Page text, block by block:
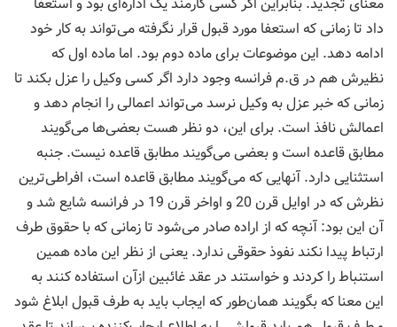
داد تا زمانی که استعفا مورد قبول قرار نگرفته می‌تواند به کار خود
ادامه دهد. این موضوعات برای ماده دوم بود. اما ماده اول که
نظیرش هم در ق.م فرانسه وجود دارد اگر کسی وکیل را عزل بکند تا
زمانی که خبر عزل به وکیل نرسد می‌تواند اعمالی را انجام دهد و
اعمالش نافذ است. برای این، دو نظر هست بعضی‌ها می‌گویند
مطابق قاعده است و بعضی می‌گویند مطابق قاعده نیست. جنبه
استثنایی دارد. آنهایی که می‌گویند مطابق قاعده است، افراطی‌ترین
نظرش که در اوایل قرن 20 و اواخر قرن 19 در فرانسه شایع شد و
آن این بود: آنچه که از اراده صادر می‌شود تا زمانی که با حقوق طرف
ارتباط پیدا نکند نفوذ حقوقی ندارد. یعنی از نظر این ماده همین
استنباط را کردند و خواستند در عقد غائبین ازآن استفاده کنند به
این معنا که بگویند همان‌طور که ایجاب باید به طرف قبول ابلاغ شود